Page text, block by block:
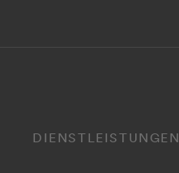
DIENSTLEISTUNGEN